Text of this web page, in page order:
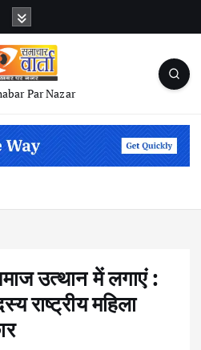
Par Nazar
उत्थान में लगाएं :
राष्ट्रीय महिला